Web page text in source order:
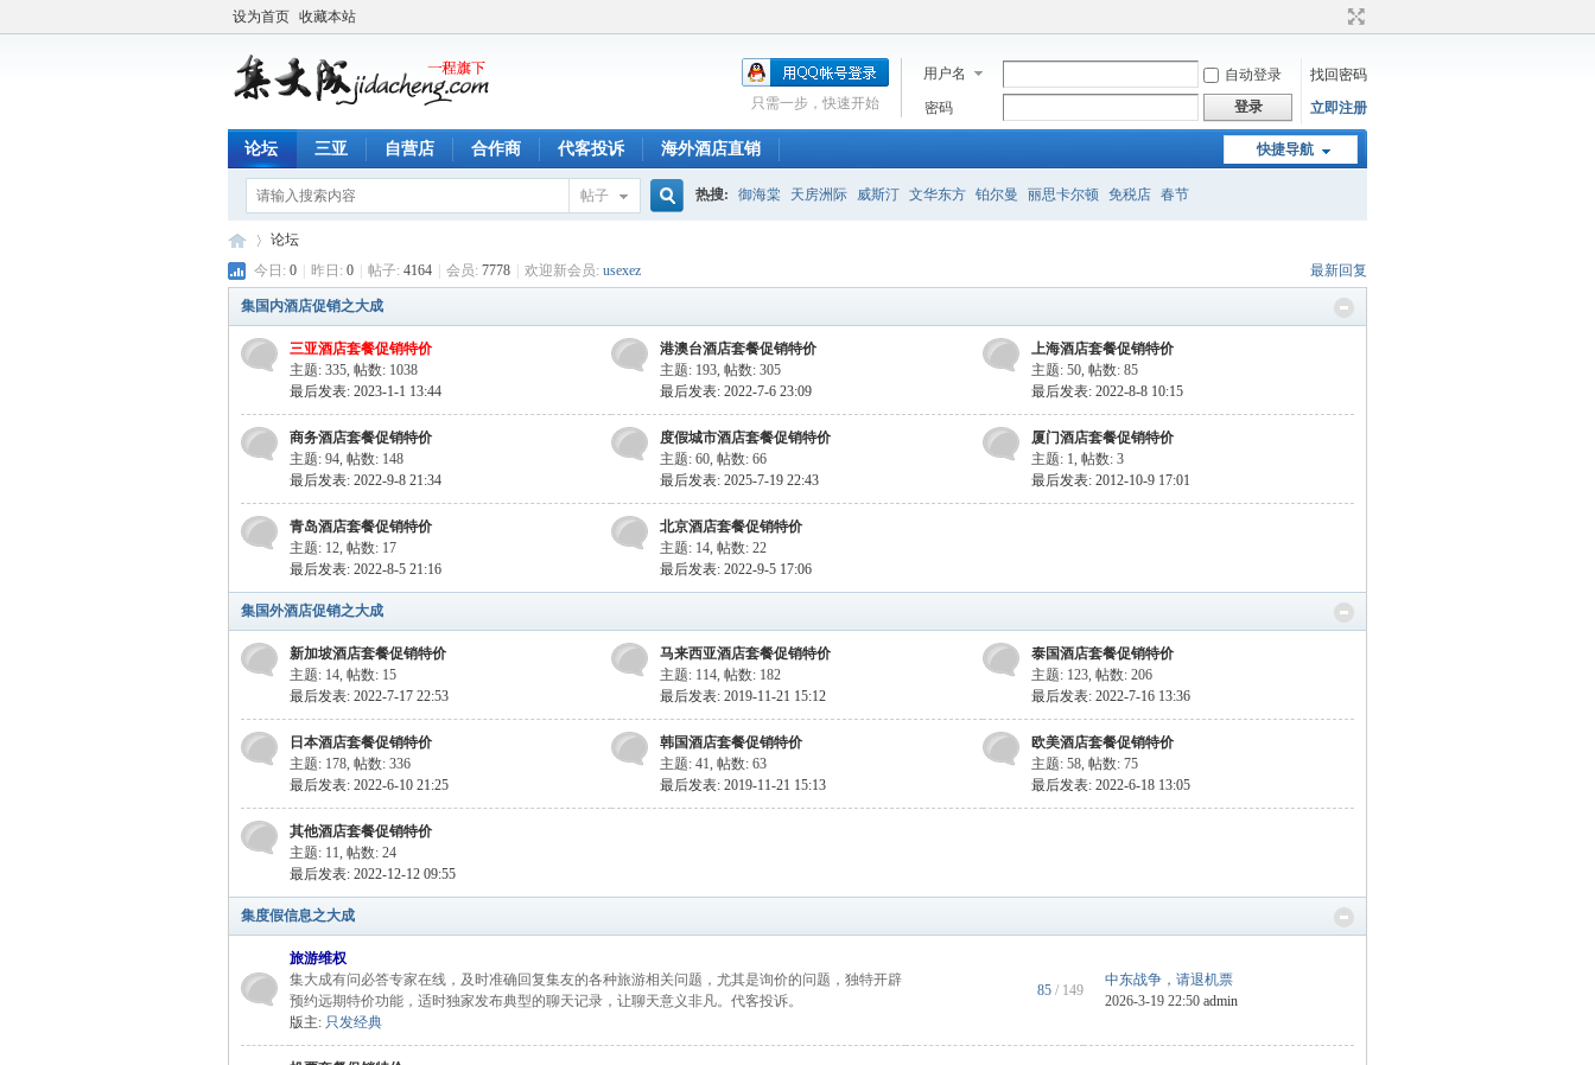
设为首页 收藏本站
用户名 自动登录
找回密码
密码
登录 立即注册
只需一步，快速开始
快捷导航
论坛 三亚 自营店 合作商 代客投诉 海外酒店直销
帖子 热搜: 御海棠 天房洲际 威斯汀 文华东方 铂尔曼 丽思卡尔顿 免税店 春节
»
论坛
今日: 0 昨日: 0 帖子: 4164 会员: 7778 欢迎新会员: usexez 最新回复
集国内酒店促销之大成
三亚酒店套餐促销特价
主题: 335, 帖数: 1038
最后发表: 2023-1-1 13:44
港澳台酒店套餐促销特价
主题: 193, 帖数: 305
最后发表: 2022-7-6 23:09
上海酒店套餐促销特价
主题: 50, 帖数: 85
最后发表: 2022-8-8 10:15
商务酒店套餐促销特价
主题: 94, 帖数: 148
最后发表: 2022-9-8 21:34
度假城市酒店套餐促销特价
主题: 60, 帖数: 66
最后发表: 2025-7-19 22:43
厦门酒店套餐促销特价
主题: 1, 帖数: 3
最后发表: 2012-10-9 17:01
青岛酒店套餐促销特价
主题: 12, 帖数: 17
最后发表: 2022-8-5 21:16
北京酒店套餐促销特价
主题: 14, 帖数: 22
最后发表: 2022-9-5 17:06
集国外酒店促销之大成
新加坡酒店套餐促销特价
主题: 14, 帖数: 15
最后发表: 2022-7-17 22:53
马来西亚酒店套餐促销特价
主题: 114, 帖数: 182
最后发表: 2019-11-21 15:12
泰国酒店套餐促销特价
主题: 123, 帖数: 206
最后发表: 2022-7-16 13:36
日本酒店套餐促销特价
主题: 178, 帖数: 336
最后发表: 2022-6-10 21:25
韩国酒店套餐促销特价
主题: 41, 帖数: 63
最后发表: 2019-11-21 15:13
欧美酒店套餐促销特价
主题: 58, 帖数: 75
最后发表: 2022-6-18 13:05
其他酒店套餐促销特价
主题: 11, 帖数: 24
最后发表: 2022-12-12 09:55
集度假信息之大成
旅游维权
集大成有问必答专家在线，及时准确回复集友的各种旅游相关问题，尤其是询价的问题，独特开辟
预约远期特价功能，适时独家发布典型的聊天记录，让聊天意义非凡。代客投诉。
版主: 只发经典
85 / 149
中东战争，请退机票
2026-3-19 22:50 admin